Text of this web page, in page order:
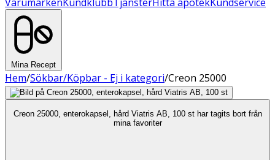
Mina Recept
Hem/Sökbar/Köpbar - Ej i kategori/Creon 25000
Creon 25000, enterokapsel, hård Viatris AB, 100 st har tagits bort från
mina favoriter